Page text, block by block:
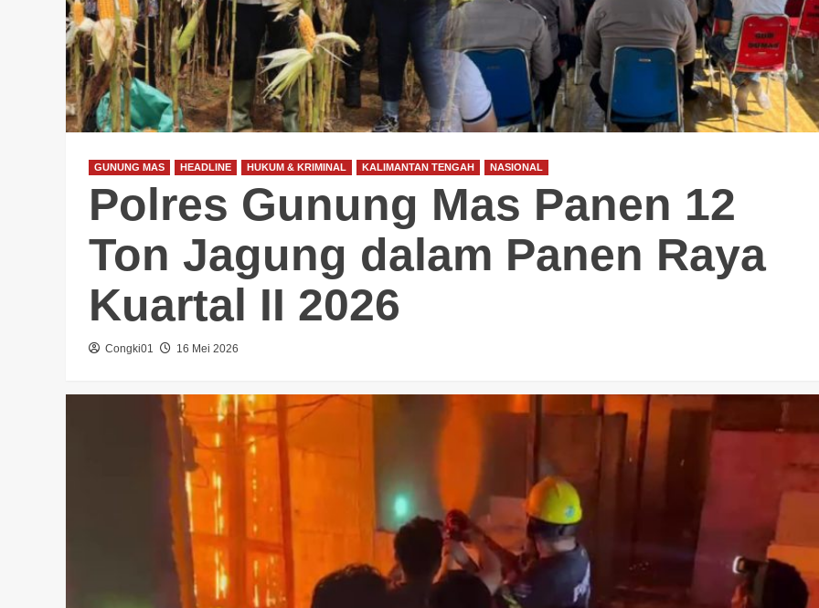
GUNUNG MAS HEADLINE HUKUM & KRIMINAL KALIMANTAN TENGAH NASIONAL
Polres Gunung Mas Panen 12
Ton Jagung dalam Panen Raya
Kuartal II 2026
Congki01 16 Mei 2026
GUNUNG MAS HEADLINE
HUKUM & KRIMINAL
KALIMANTAN TENGAH
NASIONAL
Wakapolres Gunung Mas Hadiri
Upacara Hardiknas 2026
Congki01 4 Mei 2026